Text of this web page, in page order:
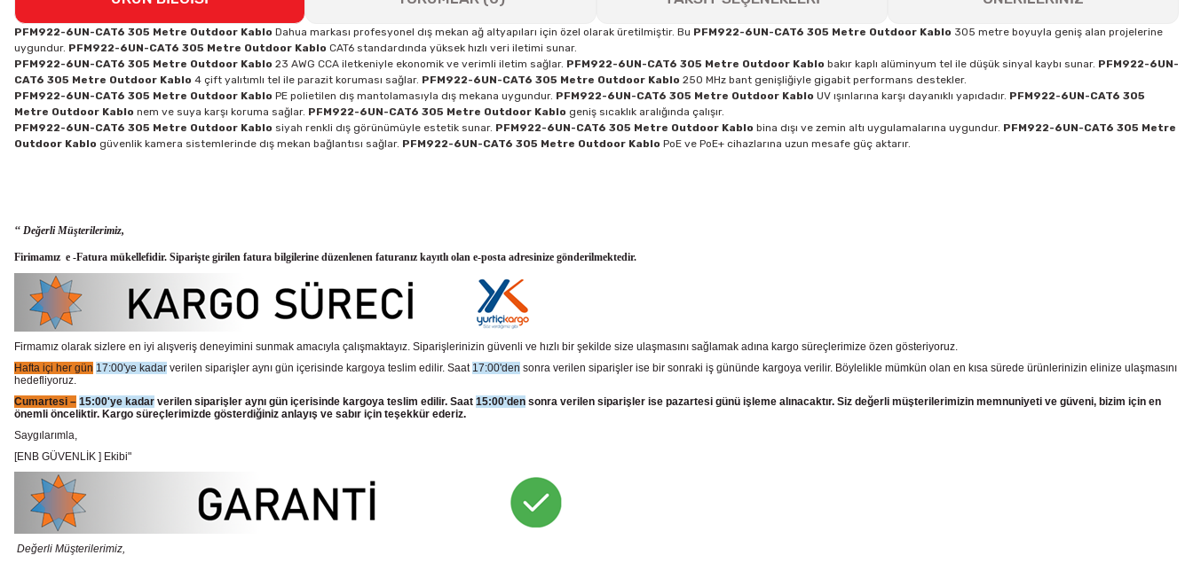
PFM922-6UN-CAT6 305 Metre Outdoor Kablo Dahua markası profesyonel dış mekan ağ altyapıları için özel olarak üretilmiştir. Bu PFM922-6UN-CAT6 305 Metre Outdoor Kablo 305 metre boyuyla geniş alan projelerine
uygundur. PFM922-6UN-CAT6 305 Metre Outdoor Kablo CAT6 standardında yüksek hızlı veri iletimi sunar.
PFM922-6UN-CAT6 305 Metre Outdoor Kablo 23 AWG CCA iletkeniyle ekonomik ve verimli iletim sağlar. PFM922-6UN-CAT6 305 Metre Outdoor Kablo bakır kaplı alüminyum tel ile düşük sinyal kaybı sunar. PFM922-6UN-
CAT6 305 Metre Outdoor Kablo 4 çift yalıtımlı tel ile parazit koruması sağlar. PFM922-6UN-CAT6 305 Metre Outdoor Kablo 250 MHz bant genişliğiyle gigabit performans destekler.
PFM922-6UN-CAT6 305 Metre Outdoor Kablo PE polietilen dış mantolamasıyla dış mekana uygundur. PFM922-6UN-CAT6 305 Metre Outdoor Kablo UV ışınlarına karşı dayanıklı yapıdadır. PFM922-6UN-CAT6 305
Metre Outdoor Kablo nem ve suya karşı koruma sağlar. PFM922-6UN-CAT6 305 Metre Outdoor Kablo geniş sıcaklık aralığında çalışır.
PFM922-6UN-CAT6 305 Metre Outdoor Kablo siyah renkli dış görünümüyle estetik sunar. PFM922-6UN-CAT6 305 Metre Outdoor Kablo bina dışı ve zemin altı uygulamalarına uygundur. PFM922-6UN-CAT6 305 Metre
Outdoor Kablo güvenlik kamera sistemlerinde dış mekan bağlantısı sağlar. PFM922-6UN-CAT6 305 Metre Outdoor Kablo PoE ve PoE+ cihazlarına uzun mesafe güç aktarır.
‘‘ Değerli Müşterilerimiz,
Firimamız e -Fatura mükellefidir. Siparişte girilen fatura bilgilerine düzenlenen faturanız kayıtlı olan e-posta adresinize gönderilmektedir.
Firmamız olarak sizlere en iyi alışveriş deneyimini sunmak amacıyla çalışmaktayız. Siparişlerinizin güvenli ve hızlı bir şekilde size ulaşmasını sağlamak adına kargo süreçlerimize özen gösteriyoruz.
Hafta içi her gün 17:00'ye kadar verilen siparişler aynı gün içerisinde kargoya teslim edilir. Saat 17:00'den sonra verilen siparişler ise bir sonraki iş gününde kargoya verilir. Böylelikle mümkün olan en kısa sürede ürünlerinizin elinize ulaşmasını
hedefliyoruz.
Cumartesi – 15:00'ye kadar verilen siparişler aynı gün içerisinde kargoya teslim edilir. Saat 15:00'den sonra verilen siparişler ise pazartesi günü işleme alınacaktır. Siz değerli müşterilerimizin memnuniyeti ve güveni, bizim için en
önemli önceliktir. Kargo süreçlerimizde gösterdiğiniz anlayış ve sabır için teşekkür ederiz.
Saygılarımla,
[ENB GÜVENLİK ] Ekibi"
Değerli Müşterilerimiz,